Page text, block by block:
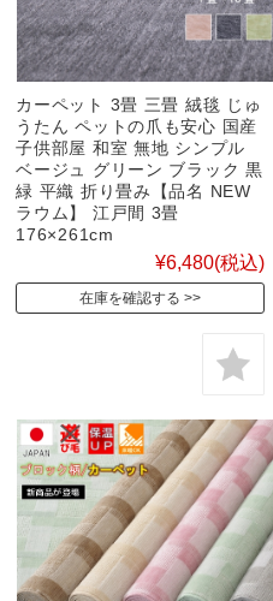
カーペット 3畳 三畳 絨毯 じゅ
うたん ペットの爪も安心 国産
子供部屋 和室 無地 シンプル
ベージュ グリーン ブラック 黒
緑 平織 折り畳み【品名 NEW
ラウム】 江戸間 3畳
176×261cm
¥6,480(税込)
在庫を確認する